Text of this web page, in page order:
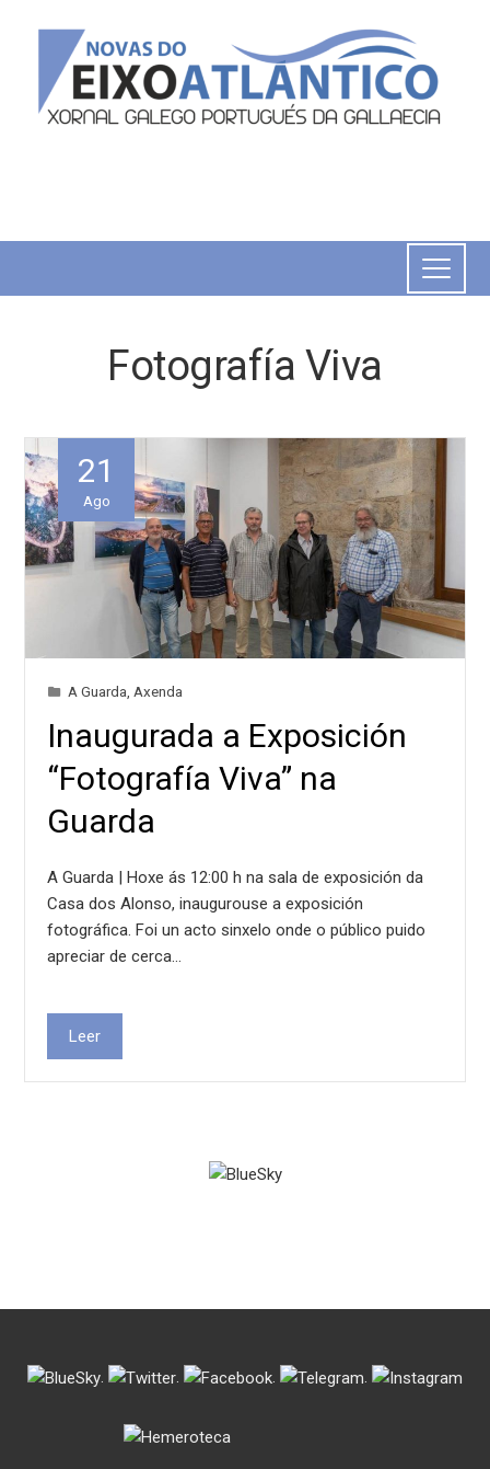
Fotografía Viva
21
Ago
A Guarda Axenda
Inaugurada a Exposición
“Fotografía Viva” na
Guarda
A Guarda | Hoxe ás 12:00 h na sala de exposición da
Casa dos Alonso, inaugurouse a exposición
fotográfica. Foi un acto sinxelo onde o público puido
apreciar de cerca…
Leer
. . . .